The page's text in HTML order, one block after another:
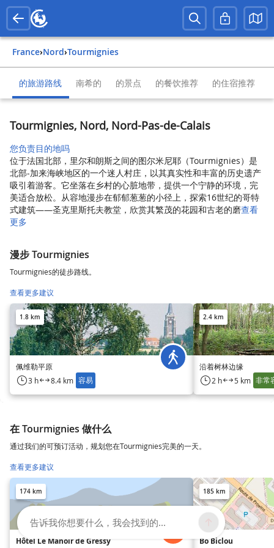
France› Nord› Tourmignies
的旅游路线 南希的 的景点 的餐饮推荐 的住宿推荐
Tourmignies, Nord, Nord-Pas-de-Calais
您负责目的地吗
位于法国北部，里尔和朗斯之间的图尔米尼耶（Tourmignies）是
北部-加来海峡地区的一个迷人村庄，以其真实性和丰富的历史遗产
吸引着游客。它坐落在乡村的心脏地带，提供一个宁静的环境，完
美适合放松。从容地漫步在郁郁葱葱的小径上，探索16世纪的哥特
式建筑——圣克里斯托夫教堂，欣赏其繁茂的花园和古老的磨查看
更多
漫步 Tourmignies
Tourmignies的徒步路线。
查看更多建议
1.8 km
佩维勒平原
3 h 8.4 km 容易
2.4 km
沿着树林边缘
2 h 5 km 非常
在 Tourmignies 做什么
通过我们的可预订活动，规划您在Tourmignies完美的一天。
查看更多建议
174 km
Hôtel Le Manoir de Gressy
185 km
Bo Biclou
告诉我你想要什么，我会找到的...